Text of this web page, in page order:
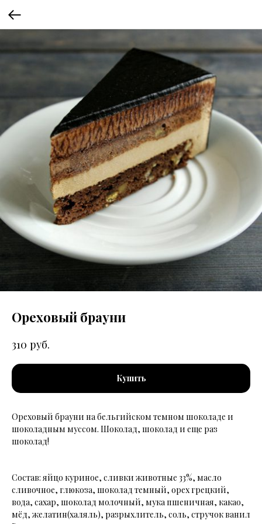
Ореховый брауни
310 руб.
Купить
Ореховый брауни на бельгийском темном шоколаде и
шоколадным муссом. Шоколад, шоколад и еще раз
шоколад!
Состав: яйцо куриное, сливки животные 33%, масло
сливочное, глюкоза, шоколад темный, орех грецкий,
вода, сахар, шоколад молочный, мука пшеничная, какао,
мёд, желатин(халяль), разрыхлитель, соль, стручок ванил